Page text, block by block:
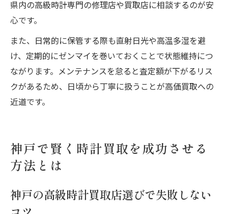
県内の高級時計専門の修理店や買取店に相談するのが安
心です。
また、日常的に保管する際も直射日光や高温多湿を避
け、定期的にゼンマイを巻いておくことで状態維持につ
ながります。メンテナンスを怠ると査定額が下がるリス
クがあるため、日頃から丁寧に扱うことが高価買取への
近道です。
神戸で賢く時計買取を成功させる
方法とは
神戸の高級時計買取店選びで失敗しない